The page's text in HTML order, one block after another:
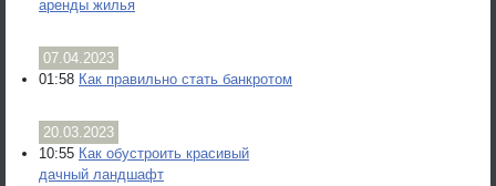
аренды жилья
07.04.2023
01:58 Как правильно стать банкротом
20.03.2023
10:55 Как обустроить красивый
дачный ландшафт